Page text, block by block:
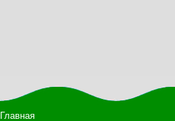
Главная